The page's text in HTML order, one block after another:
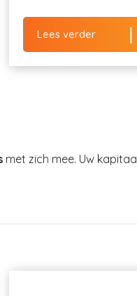
Lees verder
met zich mee. Uw